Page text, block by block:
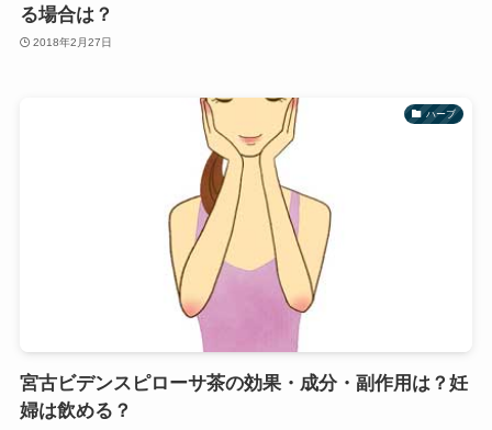
る場合は？
2018年2月27日
ハーブ
宮古ビデンスピローサ茶の効果・成分・副作用は？妊
婦は飲める？